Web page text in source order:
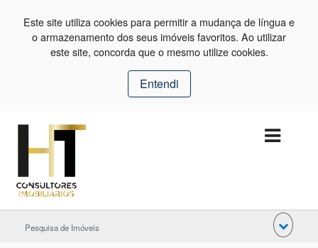
Este site utiliza cookies para permitir a mudança de língua e
o armazenamento dos seus imóveis favoritos. Ao utilizar
este site, concorda que o mesmo utilize cookies.
Entendi
Pesquisa de Imóveis